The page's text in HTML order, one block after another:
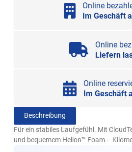
Online
Im Geschäft
Online
Liefern
Online
Im Geschäft
Beschreibung
Für ein stabiles Laufgefühl. Mit
und bequemem Helion™ Foam –